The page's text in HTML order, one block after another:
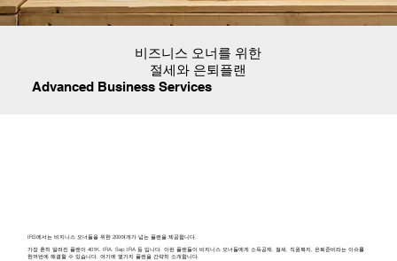
Advanced Business Services
비즈니스 오너를 위한
절세와 은퇴플랜
IRS에서는 비지니스 오너들을 위한 200여개가 넘는 플랜을 제공합니다.
가장 흔히 알려진 플랜이 401K. IRA. Sep IRA 등 입니다. 이런 플랜들이 비지니스 오너들에게 소득공제, 절세, 직원복지, 은퇴준비라는 이슈를
한꺼번에 해결할 수 있습니다. 여기에 몇가지 플랜을 간략히 소개합니다.